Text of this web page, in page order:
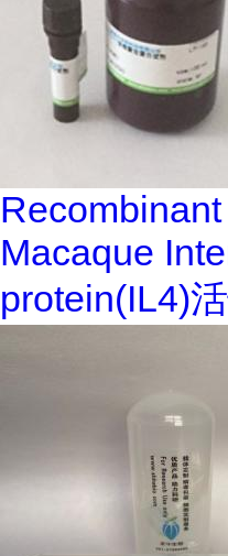
Macaque
protein(IL4)